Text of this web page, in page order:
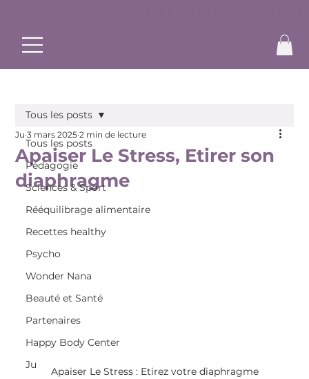
Tous les posts
Pédagogie
Sciences & Sport
Rééquilibrage alimentaire
Recettes healthy
Psycho
Wonder Nana
Beauté et Santé
Partenaires
Happy Body Center
Ju
Tous les posts
Apaiser Le Stress, Etirer son
diaphragme
Ju 3 mars 2025 2 min de lecture
Apaiser Le Stress : Etirez votre diaphragme